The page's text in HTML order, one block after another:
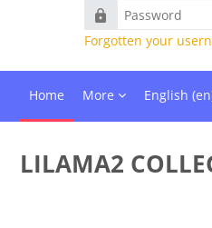
Password
Forgotten your
Home More English
LILAMA2